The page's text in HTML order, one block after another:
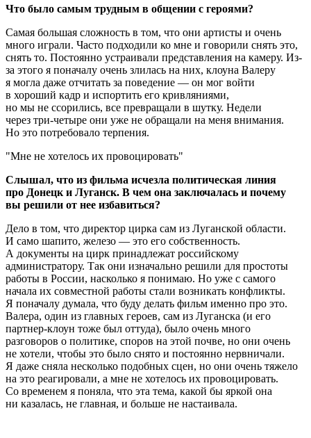
Что было самым трудным в общении с героями?
Самая большая сложность в том, что они артисты и очень
много играли. Часто подходили ко мне и говорили снять это,
снять то. Постоянно устраивали представления на камеру. Из-
за этого я поначалу очень злилась на них, клоуна Валеру
я могла даже отчитать за поведение — он мог войти
в хороший кадр и испортить его кривляниями,
но мы не ссорились, все превращали в шутку. Недели
через три-четыре они уже не обращали на меня внимания.
Но это потребовало терпения.
Мне не хотелось их провоцировать
Слышал, что из фильма исчезла политическая линия
про Донецк и Луганск. В чем она заключалась и почему
вы решили от нее избавиться?
Дело в том, что директор цирка сам из Луганской области.
И само шапито, железо — это его собственность.
А документы на цирк принадлежат российскому
администратору. Так они изначально решили для простоты
работы в России, насколько я понимаю. Но уже с самого
начала их совместной работы стали возникать конфликты.
Я поначалу думала, что буду делать фильм именно про это.
Валера, один из главных героев, сам из Луганска (и его
партнер-клоун тоже был оттуда), было очень много
разговоров о политике, споров на этой почве, но они очень
не хотели, чтобы это было снято и постоянно нервничали.
Я даже сняла несколько подобных сцен, но они очень тяжело
на это реагировали, а мне не хотелось их провоцировать.
Со временем я поняла, что эта тема, какой бы яркой она
ни казалась, не главная, и больше не настаивала.